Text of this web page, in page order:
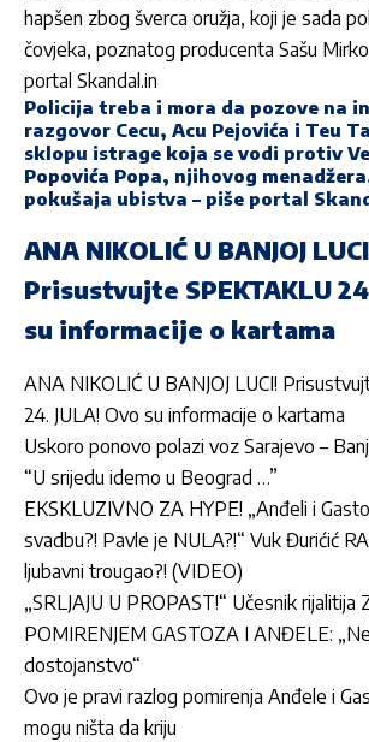
hapšen zbog šverca oružja, koji je sada
čovjeka, poznatog producenta Sašu
portal Skandal.in
Policija treba i mora da pozove na
razgovor Cecu, Acu Pejovića i Teu
sklopu istrage koja se vodi protiv
Popovića Popa, njihovog
pokušaja ubistva – piše portal
ANA NIKOLIĆ U BANJOJ
Prisustvujte SPEKTAKLU
su informacije o kartama
ANA NIKOLIĆ U BANJOJ LUCI!
24. JULA! Ovo su informacije o kartama
Uskoro ponovo polazi voz Sarajevo –
“U srijedu idemo u Beograd …”
EKSKLUZIVNO ZA HYPE! „Anđeli i
svadbu?! Pavle je NULA?!“ Vuk Đurićić
ljubavni trougao?! (VIDEO)
„SRLJAJU U PROPAST!“ Učesnik rijalitija
POMIRENJEM GASTOZA I ANĐELE:
dostojanstvo“
Ovo je pravi razlog pomirenja Anđele i
mogu ništa da kriju